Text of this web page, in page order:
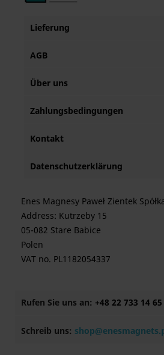
Lieferung
AGB
Über uns
Zahlungsbedingungen
Kontakt
Datenschutzerklärung
Enes Magnesy Paweł Zientek
Address: Kutrzeby 15
05-082 Stare Babice
Polen
VAT no. PL1182054337
Rufen Sie uns an: +48 22 733 14 65
Schreib uns: